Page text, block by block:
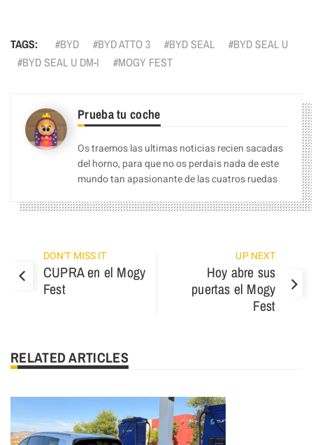
TAGS: BYD BYD ATTO 3 BYD SEAL
BYD SEAL U
BYD SEAL U DM-I
MOGY FEST
Prueba tu coche
Os traemos las ultimas noticias recien sacadas
del horno, para que no os perdais nada de este
mundo tan apasionante de las cuatros ruedas
DON'T MISS IT
CUPRA en el Mogy
Fest
UP NEXT
Hoy abre sus
puertas el Mogy
Fest
RELATED ARTICLES